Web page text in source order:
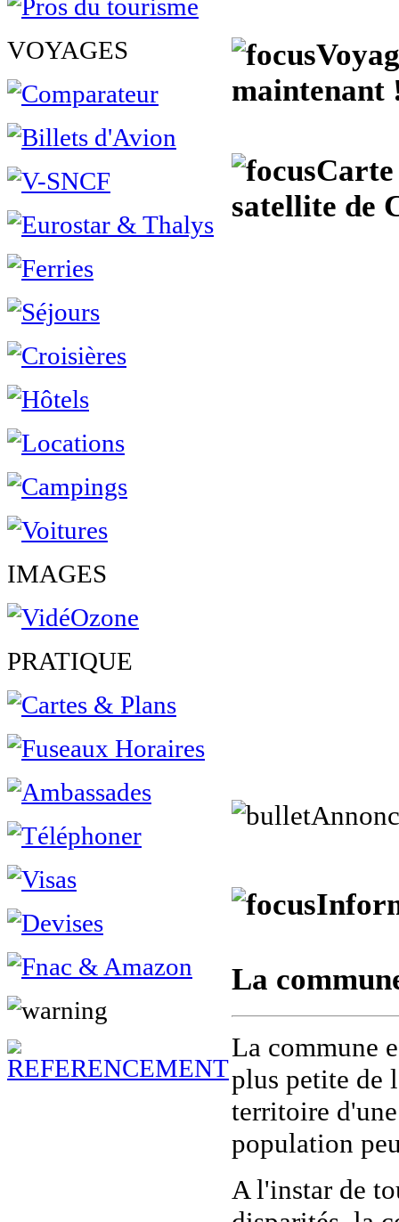
VOYAGES
IMAGES
PRATIQUE
maintenant
satellite de
La
La commune
plus petite de
territoire
population
A l'instar de